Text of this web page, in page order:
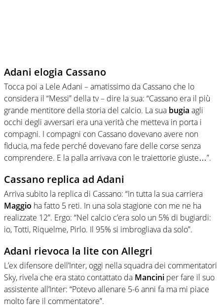
Adani elogia Cassano
Tocca poi a Lele Adani – amatissimo da Cassano che lo
considera il “Messi” della tv – dire la sua: “Cassano era il più
grande mentitore della storia del calcio. La sua bugia agli
occhi degli avversari era una verità che metteva in porta i
compagni. I compagni con Cassano dovevano avere non
fiducia, ma fede perché dovevano fare delle corse senza
comprendere. E la palla arrivava con le traiettorie giuste…”.
Cassano replica ad Adani
Arriva subito la replica di Cassano: “In tutta la sua carriera
Maggio ha fatto 5 reti. In una sola stagione con me ne ha
realizzate 12”. Ergo: “Nel calcio c’era solo un 5% di bugiardi:
io, Totti, Riquelme, Pirlo. Il 95% si imbrogliava da solo”.
Adani rievoca la lite con Allegri
L’ex difensore dell’Inter, oggi nella squadra dei commentatori
Sky, rivela che era stato contattato da Mancini per fare il suo
assistente all’Inter: “Potevo allenare 5-6 anni fa ma mi piace
molto fare il commentatore”.